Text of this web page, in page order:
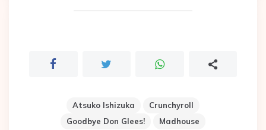
Atsuko Ishizuka
Crunchyroll
Goodbye Don Glees!
Madhouse